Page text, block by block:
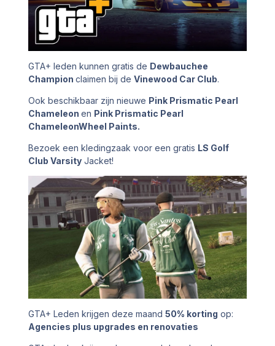
GTA+ leden kunnen gratis de Dewbauchee
Championclaimen bij deVinewood Car Club.
Ook beschikbaar zijn nieuwe Pink Prismatic Pearl
Chameleonen Pink Prismatic Pearl
ChameleonWheel Paints.
Bezoek een kledingzaak voor een gratis LS Golf
Club Varsity Jacket!
GTA+ Leden krijgen deze maand50% korting op:
Agencies plus upgrades en renovaties